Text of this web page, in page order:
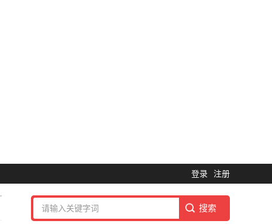
登录 注册